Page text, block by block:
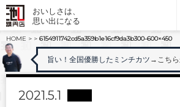
おいしさは、
思い出になる
HOME > > 6154911742cd5a359b1e16cf9da3b300-600×450
旨い！全国優勝したミンチカツ →こちら
2021.5.1